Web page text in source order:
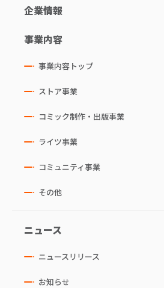
企業情報
事業内容
事業内容トップ
ストア事業
コミック制作・出版事業
ライツ事業
コミュニティ事業
その他
ニュース
ニュースリリース
お知らせ